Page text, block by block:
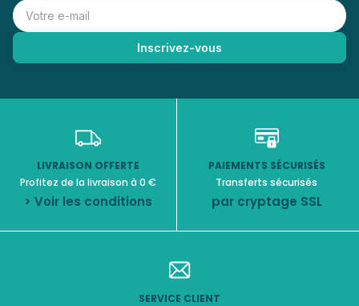
LIVRAISON OFFERTE
Profitez de la livraison à 0 €
> Voir les conditions
PAIEMENTS SÉCURISÉS
Transferts sécurisés
par cryptage SSL
SERVICE CLIENT